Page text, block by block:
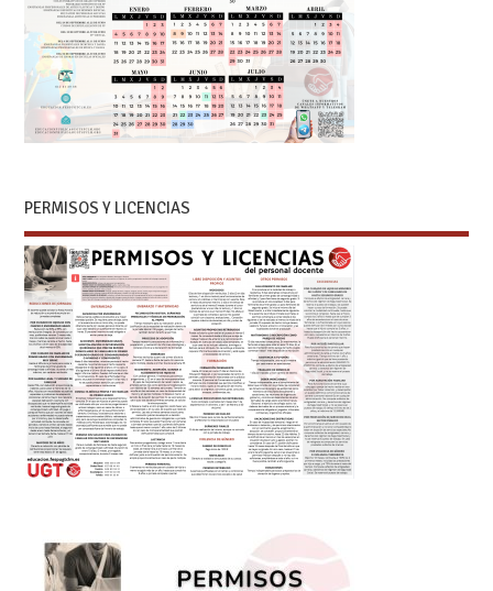
PERMISOS Y LICENCIAS